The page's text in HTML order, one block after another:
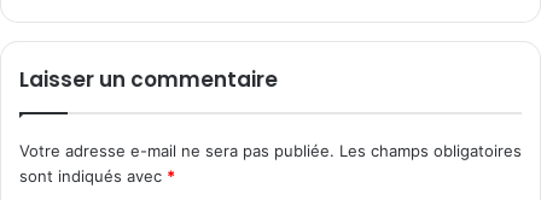
Laisser un commentaire
Votre adresse e-mail ne sera pas publiée. Les champs obligatoires
sont indiqués avec *